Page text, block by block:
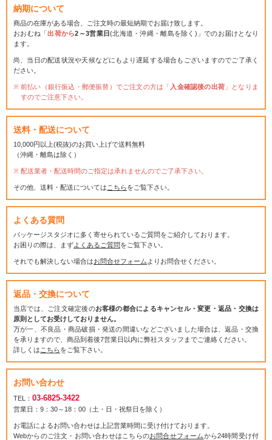
納期について
商品の在庫がある場合、ご注文時の最短納期でお届け致します。
おおむね「出荷から2～3営業日(北海道・沖縄・離島を除く)」でのお届けとなり
ます。
尚、当日の配送状況や天候などにもより遅延する場合もございますのでご了承く
ださい。
前払い（銀行振込・郵便振替）でご注文の方は「 入金確認後の出荷 」となりま
すのでご注意下さい。
送料・配送について
10,000円以上(税抜)のお買い上げで送料無料
（沖縄・離島は除く）
配送業者・配送時間のご指定は承れませんのでご了承下さい。
その他、送料・配送については こちらをご覧下さい。
よくある質問
パッケージスタジオに多く寄せられているご質問をご紹介しております。
お困りの際は、まずよくあるご質問をご覧下さい。
それでも解決しない場合はお問合せフォーム よりお問合せください。
返品・交換について
当店では、ご注文確定後のお客様の都合によるキャンセル・変更・返品・交換は
原則としてお受けしておりません。
万が一、不良品・商品破損・発送の間違いなどございました場合は、返品・交換
を承りますので、商品到着後7営業日以内に弊社スタッフまでご連絡ください。
詳しくは こちらをご覧下さい。
お問い合わせ
TEL： 03-6825-3422
営業日：9：30～18：00（土・日・祝祭日を除く）
お電話によるお問い合わせは上記営業時間に受け付けております。
Webからのご注文・お問い合わせはこちらのお問合せフォームから24時間受け付